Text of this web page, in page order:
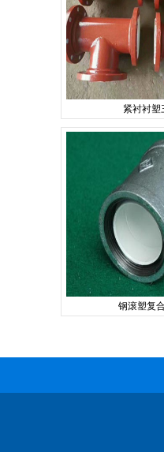
紧衬衬塑
钢滚塑复